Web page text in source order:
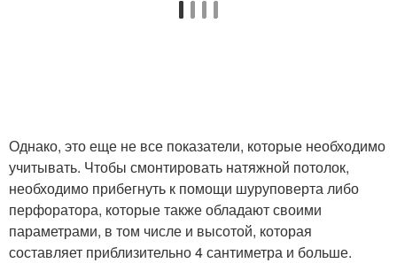
Однако, это еще не все показатели, которые необходимо
учитывать. Чтобы смонтировать натяжной потолок,
необходимо прибегнуть к помощи шуруповерта либо
перфоратора, которые также обладают своими
параметрами, в том числе и высотой, которая
составляет приблизительно 4 сантиметра и больше.